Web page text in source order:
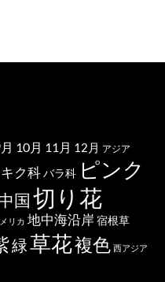
10月 11月 12月 アジア
キク科バラ科 ピンク
国切り花
リカ 地中海沿岸 宿根草
緑草花複色 西アジア